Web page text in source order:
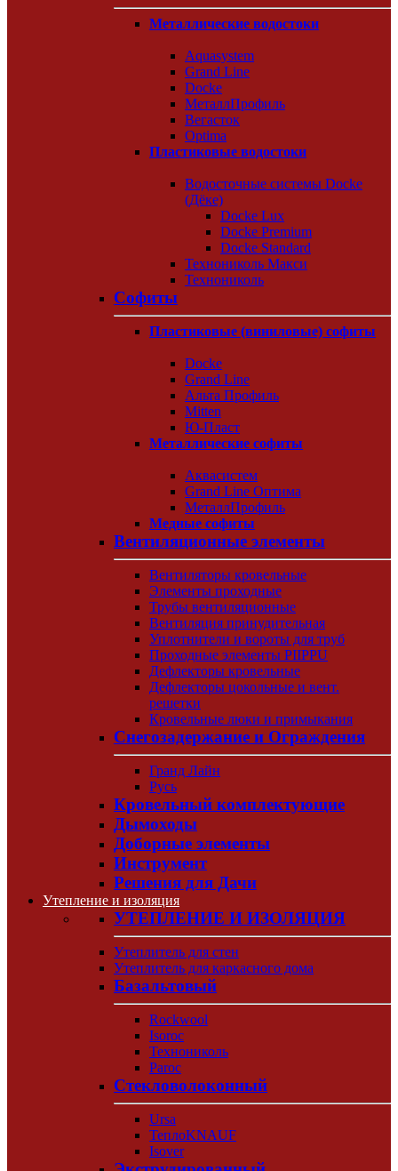
Металлические водостоки
Aquasystem
Grand Line
Docke
МеталлПрофиль
Вегасток
Optima
Пластиковые водостоки
Водосточные системы Docke
(Дёке)
Docke Lux
Docke Premium
Docke Standard
Технониколь Макси
Технониколь
Софиты
Пластиковые (виниловые) софиты
Docke
Grand Line
Альта Профиль
Mitten
Ю-Пласт
Металлические софиты
Аквасистем
Grand Line Оптима
МеталлПрофиль
Медные софиты
Вентиляционные элементы
Вентиляторы кровельные
Элементы проходные
Трубы вентиляционные
Вентиляция принудительная
Уплотнители и вороты для труб
Проходные элементы PIIPPU
Дефлекторы кровельные
Дефлекторы цокольные и вент.
решетки
Кровельные люки и примыкания
Снегозадержание и Ограждения
Гранд Лайн
Русь
Кровельный комплектующие
Дымоходы
Доборные элементы
Инструмент
Решения для Дачи
Утепление и изоляция
УТЕПЛЕНИЕ И ИЗОЛЯЦИЯ
Утеплитель для стен
Утеплитель для каркасного дома
Базальтовый
Rockwool
Isoroc
Технониколь
Paroc
Стекловолоконный
Ursa
ТеплоKNAUF
Isover